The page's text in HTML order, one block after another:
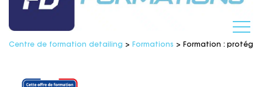
Centre de formation detailing > Formations > Formation :